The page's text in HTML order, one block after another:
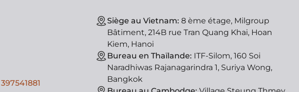
Siège au Vietnam: 8 ème étage, Milgroup
Bâtiment, 214B rue Tran Quang Khai, Hoan
Kiem, Hanoi
Bureau en Thaïlande: ITF-Silom, 160 Soi
Naradhiwas Rajanagarindra 1, Suriya Wong,
Bangkok